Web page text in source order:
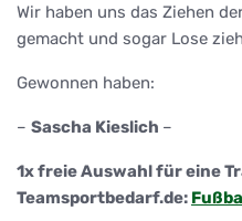
Wir haben uns das Ziehen
gemacht und sogar Lose
Gewonnen haben:
– Sascha Kieslich –
1x freie Auswahl für eine
Teamsportbedarf.de: